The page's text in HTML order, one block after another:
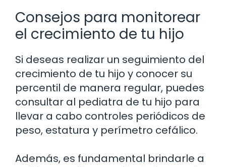
Consejos para monitorear
el crecimiento de tu hijo
Si deseas realizar un seguimiento del
crecimiento de tu hijo y conocer su
percentil de manera regular, puedes
consultar al pediatra de tu hijo para
llevar a cabo controles periódicos de
peso, estatura y perímetro cefálico.
Además, es fundamental brindarle a